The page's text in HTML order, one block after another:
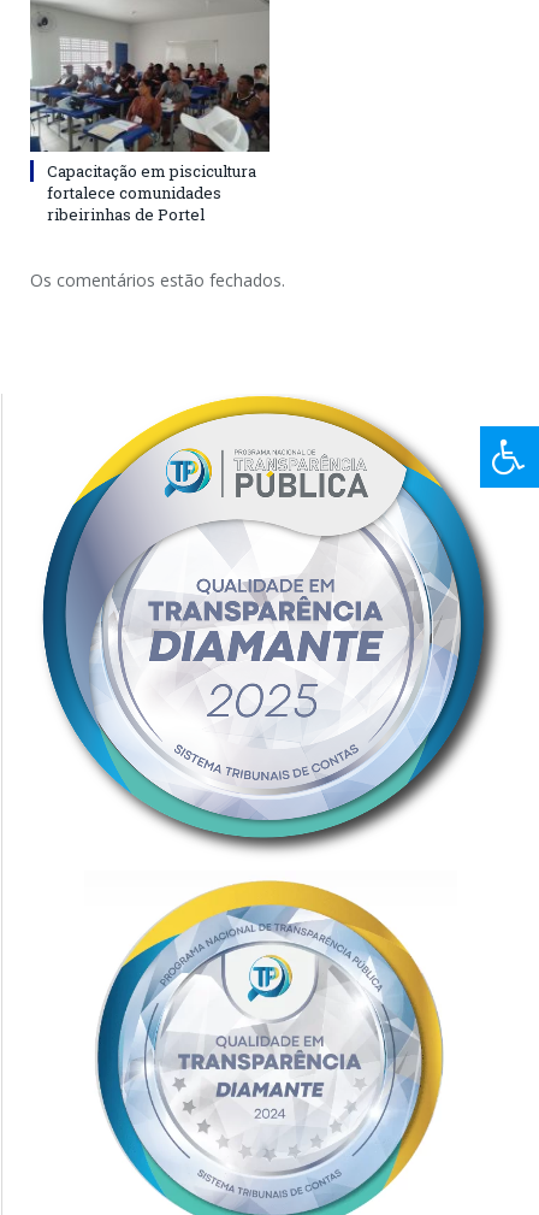
Capacitação em piscicultura
fortalece comunidades
ribeirinhas de Portel
Os comentários estão fechados.